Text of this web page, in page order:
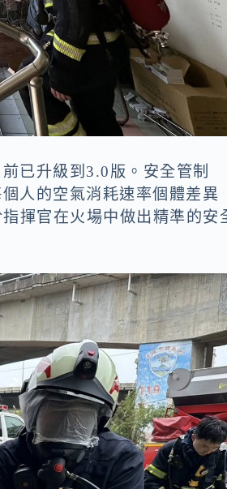
已升級到3.0版。安全管制
人的空氣消耗速率個體差異
揮官在火場中做出精準的安